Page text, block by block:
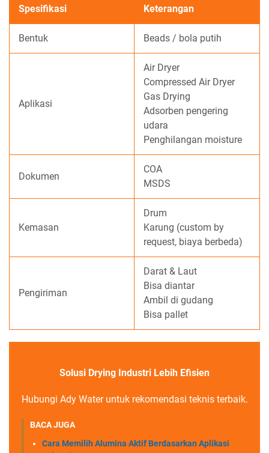
Spesifikasi Keterangan
Bentuk Beads / bola putih
Aplikasi
Air Dryer
Compressed Air Dryer
Gas Drying
Adsorben pengering
udara
Penghilangan moisture
Dokumen
COA
MSDS
Kemasan
Drum
Karung (custom by
request, biaya berbeda)
Pengiriman
Darat & Laut
Bisa diantar
Ambil di gudang
Bisa pallet
Solusi Drying Industri Lebih Efisien
Hubungi Ady Water untuk rekomendasi teknis terbaik.
BACA JUGA
Cara Memilih Alumina Aktif Berdasarkan Aplikasi